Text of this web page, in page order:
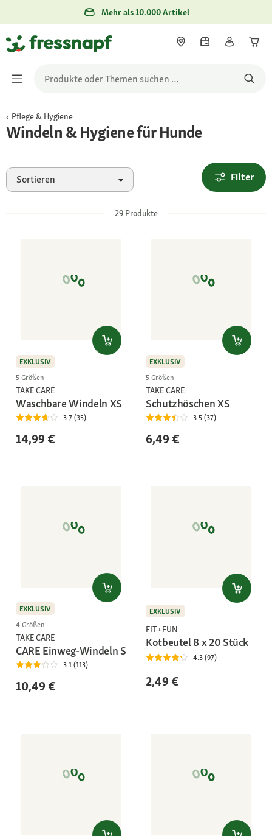
Mehr als 10.000 Artikel
Pflege & Hygiene
Windeln & Hygiene für Hunde
Sortieren Filter
29Produkte
EXKLUSIV
5 Größen
TAKE CARE
Waschbare Windeln XS
3.7 (35)
14,99 €
EXKLUSIV
5 Größen
TAKE CARE
Schutzhöschen XS
3.5 (37)
6,49 €
EXKLUSIV
4 Größen
TAKE CARE
CARE Einweg-Windeln S
3.1 (113)
10,49 €
EXKLUSIV
FIT+FUN
Kotbeutel 8 x 20 Stück
4.3 (97)
2,49 €